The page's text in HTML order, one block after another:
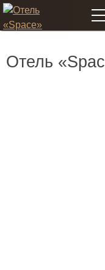
Меню
Отель